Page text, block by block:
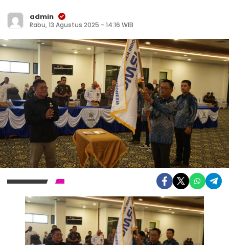
admin
Rabu, 13 Agustus 2025 - 14:16 WIB